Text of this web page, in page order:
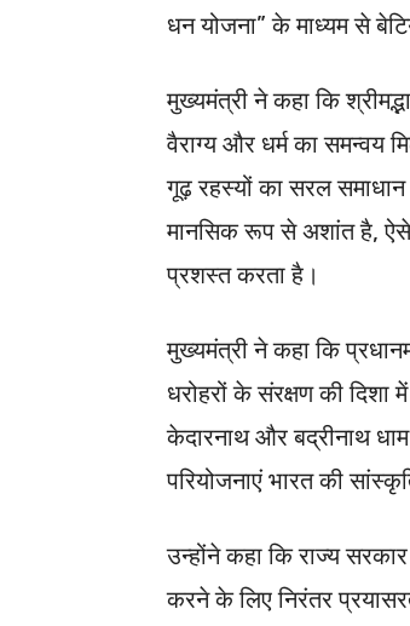
धन योजना” के माध्यम से
मुख्यमंत्री ने कहा कि
वैराग्य और धर्म का समन्वय
गूढ़ रहस्यों का सरल
मानसिक रूप से अशांत है, ऐसे
प्रशस्त करता है।
मुख्यमंत्री ने कहा कि
धरोहरों के संरक्षण की दिशा
केदारनाथ और बद्रीनाथ धाम
परियोजनाएं भारत की
उन्होंने कहा कि राज्य
करने के लिए निरंतर